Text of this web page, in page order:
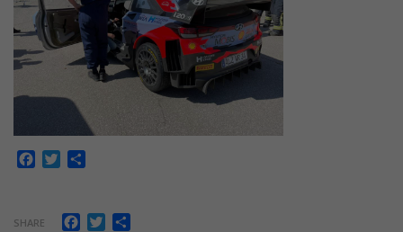
Facebook
Twitter
SHARE Facebook
Twitter